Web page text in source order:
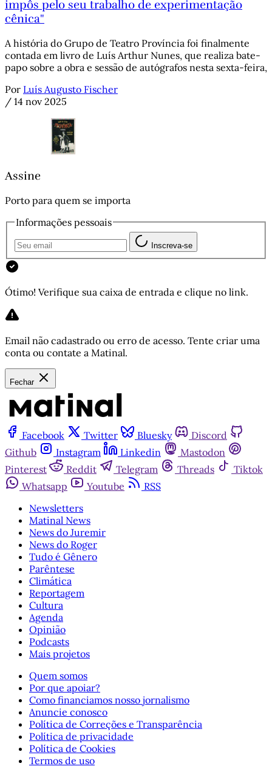
impôs pelo seu trabalho de experimentação
cênica"
A história do Grupo de Teatro Província foi finalmente
contada em livro de Luís Arthur Nunes, que realiza bate-
papo sobre a obra e sessão de autógrafos nesta sexta-feira,
Por Luís Augusto Fischer
/ 14 nov 2025
Assine
Porto para quem se importa
Informações pessoais
Inscreva-se
Ótimo! Verifique sua caixa de entrada e clique no link.
Email não cadastrado ou erro de acesso. Tente criar uma
conta ou contate a Matinal.
Fechar
Facebook Twitter Bluesky
Discord
Github
Instagram Linkedin
Mastodon
Pinterest
Reddit Telegram Threads
Tiktok
Whatsapp
Youtube
RSS
Newsletters
Matinal News
News do Juremir
News do Roger
Tudo é Gênero
Parêntese
Climática
Reportagem
Cultura
Agenda
Opinião
Podcasts
Mais projetos
Quem somos
Por que apoiar?
Como financiamos nosso jornalismo
Anuncie conosco
Política de Correções e Transparência
Política de privacidade
Política de Cookies
Termos de uso